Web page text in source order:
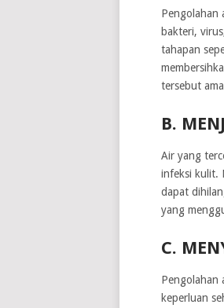
Pengolahan
bakteri,
tahapan
tersebut
B.
Air yang
infeksi kulit.
dapat
yang
C.
Pengolahan
keperluan